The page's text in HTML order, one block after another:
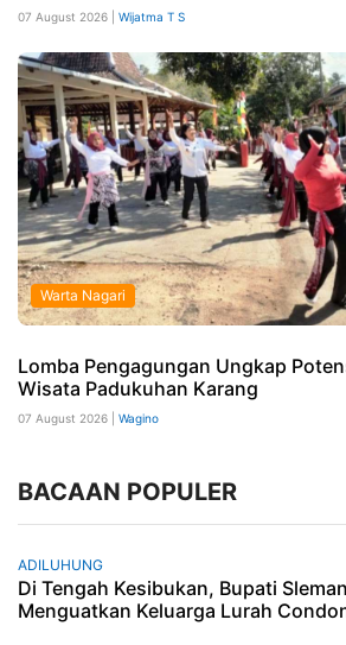
07 August 2026 | Wijatma T S
Warta Nagari
Lomba Pengagungan Ungkap
Wisata Padukuhan Karang
07 August 2026 | Wagino
BACAAN POPULER
ADILUHUNG
Di Tengah Kesibukan, Bupati
Menguatkan Keluarga Lurah